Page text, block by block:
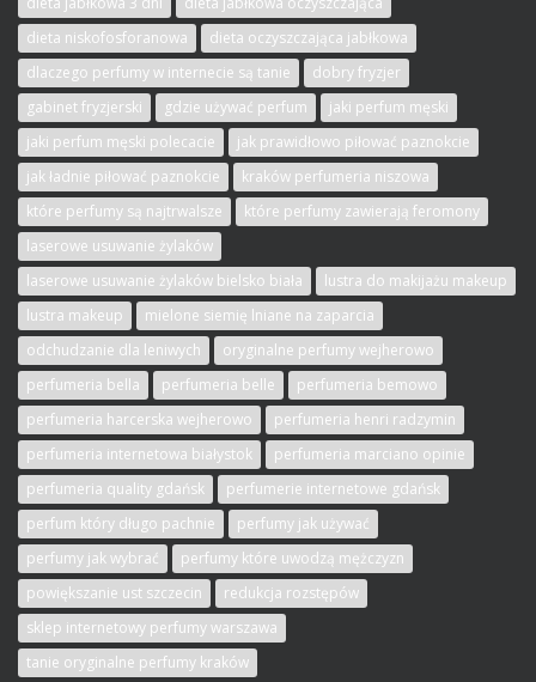
dieta niskofosforanowa
dieta oczyszczająca jabłkowa
dlaczego perfumy w internecie są tanie
dobry fryzjer
gabinet fryzjerski
gdzie używać perfum
jaki perfum męski
jaki perfum męski polecacie
jak prawidłowo piłować paznokcie
jak ładnie piłować paznokcie
kraków perfumeria niszowa
które perfumy są najtrwalsze
które perfumy zawierają feromony
laserowe usuwanie żylaków
laserowe usuwanie żylaków bielsko biała
lustra do makijażu makeup
lustra makeup
mielone siemię lniane na zaparcia
odchudzanie dla leniwych
oryginalne perfumy wejherowo
perfumeria bella
perfumeria belle
perfumeria bemowo
perfumeria harcerska wejherowo
perfumeria henri radzymin
perfumeria internetowa białystok
perfumeria marciano opinie
perfumeria quality gdańsk
perfumerie internetowe gdańsk
perfum który długo pachnie
perfumy jak używać
perfumy jak wybrać
perfumy które uwodzą mężczyzn
powiększanie ust szczecin
redukcja rozstępów
sklep internetowy perfumy warszawa
tanie oryginalne perfumy kraków